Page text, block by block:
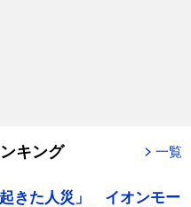
キング 一覧
起きた人災」 イオンモー